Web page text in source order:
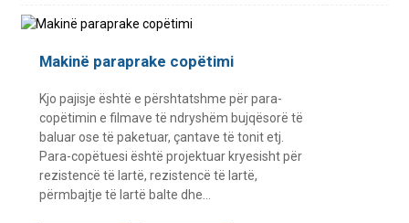
Makinë paraprake copëtimi
Kjo pajisje është e përshtatshme për para-
copëtimin e filmave të ndryshëm bujqësorë të
baluar ose të paketuar, çantave të tonit etj.
Para-copëtuesi është projektuar kryesisht për
rezistencë të lartë, rezistencë të lartë,
përmbajtje të lartë balte dhe...